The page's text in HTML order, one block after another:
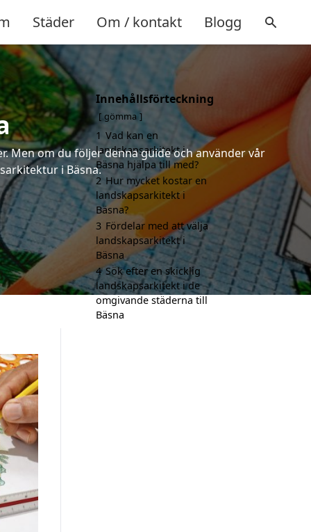
Städer Om / kontakt Blogg
Men om du följer denna guide och använder vår
i Bäsna.
Innehållsförteckning
gömma
1 Vad kan en
landskapsarkitekt i
Bäsna hjälpa till med?
2 Hur mycket kostar en
landskapsarkitekt i
Bäsna?
3 Fördelar med att välja
landskapsarkitekt i
Bäsna
4 Sök efter en skicklig
landskapsarkitekt i de
omgivande städerna till
Bäsna